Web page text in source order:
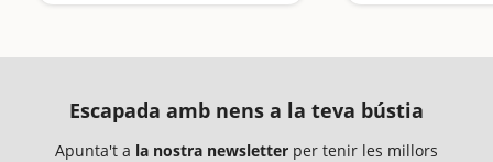
Escapada amb nens a la teva bústia
Apunta't a la nostra newsletter per tenir les millors